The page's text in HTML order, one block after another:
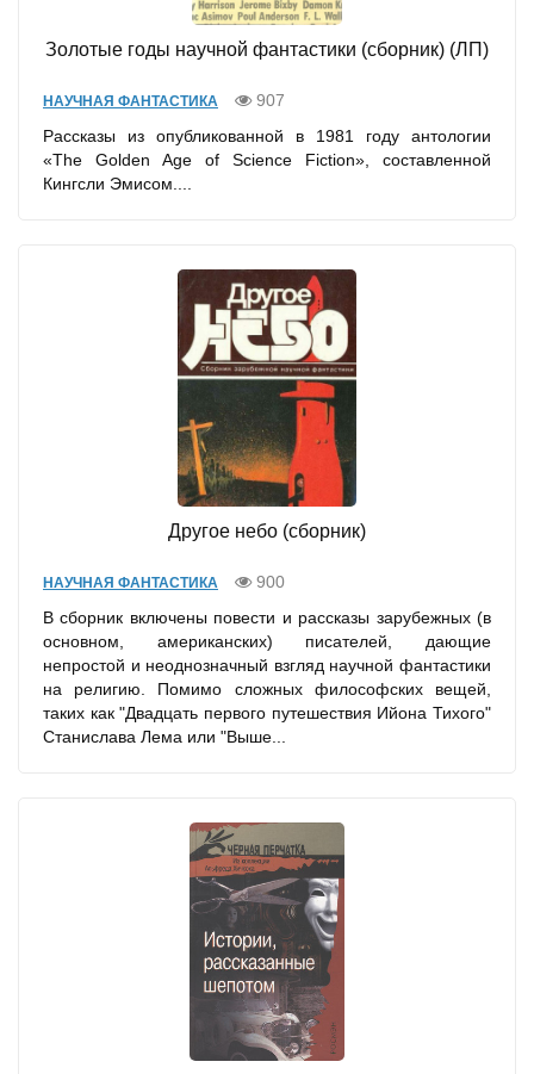
Золотые годы научной фантастики (сборник) (ЛП)
НАУЧНАЯ ФАНТАСТИКА
907
Рассказы из опубликованной в 1981 году антологии
«The Golden Age of Science Fiction», составленной
Кингсли Эмисом....
Другое небо (сборник)
НАУЧНАЯ ФАНТАСТИКА
900
В сборник включены повести и рассказы зарубежных (в
основном, американских) писателей, дающие
непростой и неоднозначный взгляд научной фантастики
на религию. Помимо сложных философских вещей,
таких как "Двадцать первого путешествия Ийона Тихого"
Станислава Лема или "Выше...